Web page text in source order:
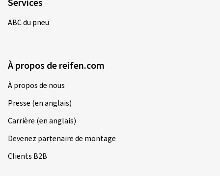
ABC du pneu
À propos de reifen.com
À propos de nous
Presse (en anglais)
Carrière (en anglais)
Devenez partenaire de montage
Clients B2B